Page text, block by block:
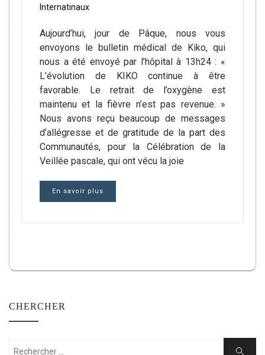
Internatinaux
Aujourd’hui, jour de Pâque, nous vous
envoyons le bulletin médical de Kiko, qui
nous a été envoyé par l’hôpital à 13h24 : «
L’évolution de KIKO continue à être
favorable. Le retrait de l’oxygène est
maintenu et la fièvre n’est pas revenue. »
Nous avons reçu beaucoup de messages
d’allégresse et de gratitude de la part des
Communautés, pour la Célébration de la
Veillée pascale, qui ont vécu la joie
En savoir plus
CHERCHER
Rechercher:
Chercher